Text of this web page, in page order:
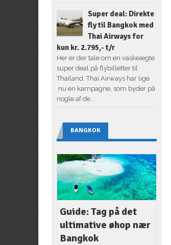
Super deal: Direkte
fly til Bangkok med
Thai Airways for
kun kr. 2.795,- t/r
Her er der tale om en vaskeægte
super deal på flybilletter til
Thailand. Thai Airways har lige
nu en kampagne, som byder på
nogle af de...
BANGKOK
Guide: Tag på det
ultimative øhop nær
Bangkok